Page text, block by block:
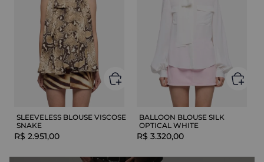
SLEEVELESS BLOUSE VISCOSE
SNAKE
R$ 2.951,00
BALLOON BLOUSE SILK
OPTICAL WHITE
R$ 3.320,00